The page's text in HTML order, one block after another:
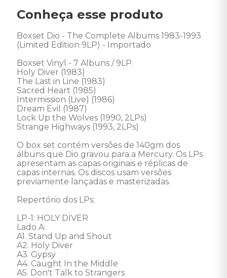
Conheça esse produto
Boxset Dio - The Complete Albums 1983-1993
(Limited Edition 9LP) - Importado
Boxset Vinyl - 7 Albuns / 9LP.
Holy Diver (1983)
The Last in Line (1983)
Sacred Heart (1985)
Intermission (Live) (1986)
Dream Evil (1987)
Lock Up the Wolves (1990, 2LPs)
Strange Highways (1993, 2LPs)
O box set contém versões de 140gm dos
álbuns que Dio gravou para a Mercury. Os LPs
apresentam as capas originais e réplicas de
capas internas. Os discos usam versões
previamente lançadas e masterizadas.
Repertório dos LPs:
LP-1: HOLY DIVER
Lado A:
A1. Stand Up and Shout
A2. Holy Diver
A3. Gypsy
A4. Caught In the Middle
A5. Don't Talk to Strangers